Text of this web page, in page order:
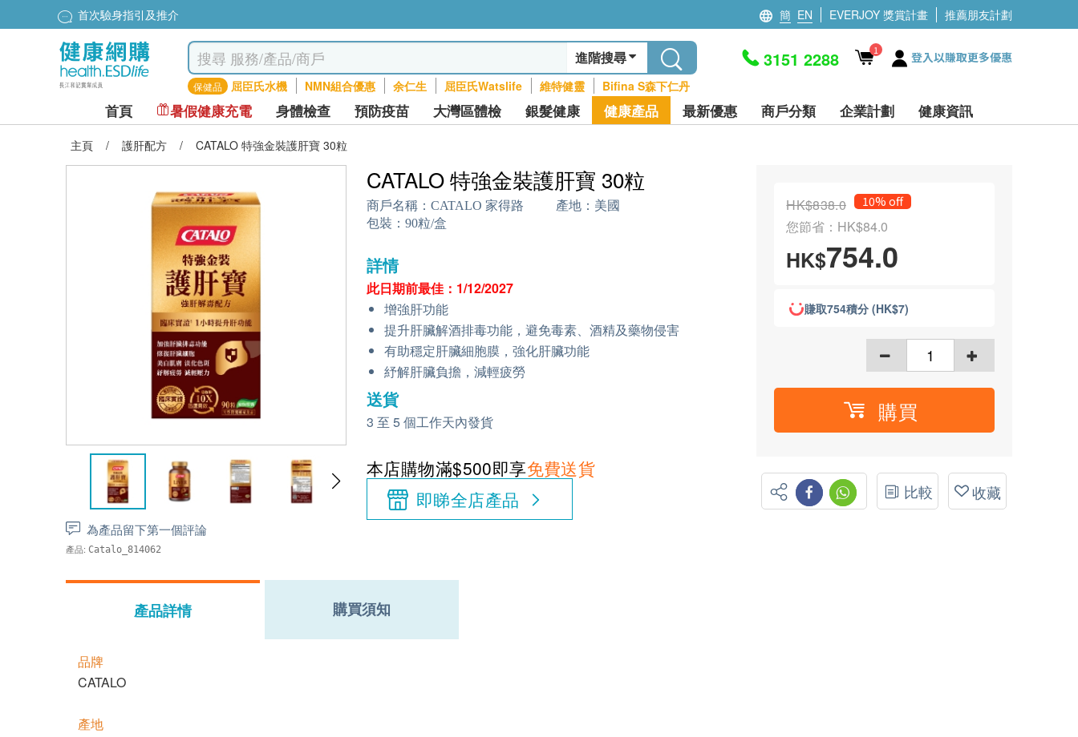
首次驗身指引及推介 簡 EN EVERJOY 獎賞計畫 推薦朋友計劃
進階搜尋
保健品 屈臣氏水機 NMN組合優惠 余仁生 屈臣氏Watslife 維特健靈 Bifina S森下仁丹
3151 2288 1 登入以賺取更多優惠
首頁 暑假健康充電 身體檢查 預防疫苗 大灣區體檢 銀髮健康 健康產品 最新優惠 商戶分類 企業計劃 健康資訊
主頁 / 護肝配方 / CATALO 特強金裝護肝寶 30粒
為產品留下第一個評論
產品: Catalo_814062
CATALO 特強金裝護肝寶 30粒
商戶名稱： CATALO 家得路 產地： 美國
包裝： 90粒/盒
詳情
此日期前最佳：1/12/2027
增強肝功能
提升肝臟解酒排毒功能，避免毒素、酒精及藥物侵害
有助穩定肝臟細胞膜，強化肝臟功能
紓解肝臟負擔，減輕疲勞
送貨
3 至 5 個工作天內發貨
本店購物滿$500即享免費送貨
即睇全店產品
HK$838.0 10% off
您節省：HK$84.0
HK$754.0
賺取754積分 (HK$7)
購買
比較 收藏
產品詳情 購買須知
品牌
CATALO
產地